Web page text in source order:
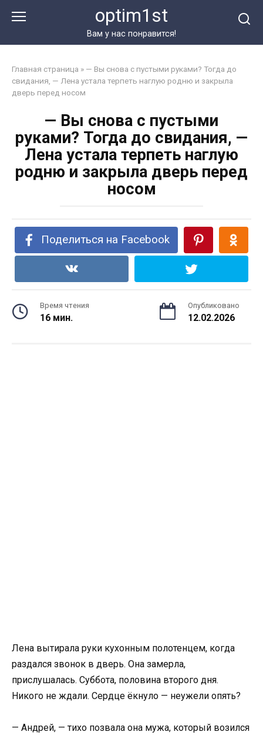
optim1st
Вам у нас понравится!
Главная страница » — Вы снова с пустыми руками? Тогда до
свидания, — Лена устала терпеть наглую родню и закрыла
дверь перед носом
— Вы снова с пустыми
руками? Тогда до свидания, —
Лена устала терпеть наглую
родню и закрыла дверь перед
носом
Поделиться на Facebook
Время чтения
16 мин.
Опубликовано
12.02.2026
Лена вытирала руки кухонным полотенцем, когда
раздался звонок в дверь. Она замерла,
прислушалась. Суббота, половина второго дня.
Никого не ждали. Сердце ёкнуло — неужели опять?
— Андрей, — тихо позвала она мужа, который возился